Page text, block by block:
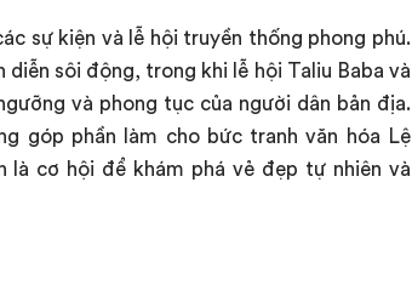
sự kiện và lễ hội truyền thống phong phú.
sôi động, trong khi lễ hội Taliu Baba và
và phong tục của người dân bản địa.
góp phần làm cho bức tranh văn hóa Lệ
cơ hội để khám phá vẻ đẹp tự nhiên và